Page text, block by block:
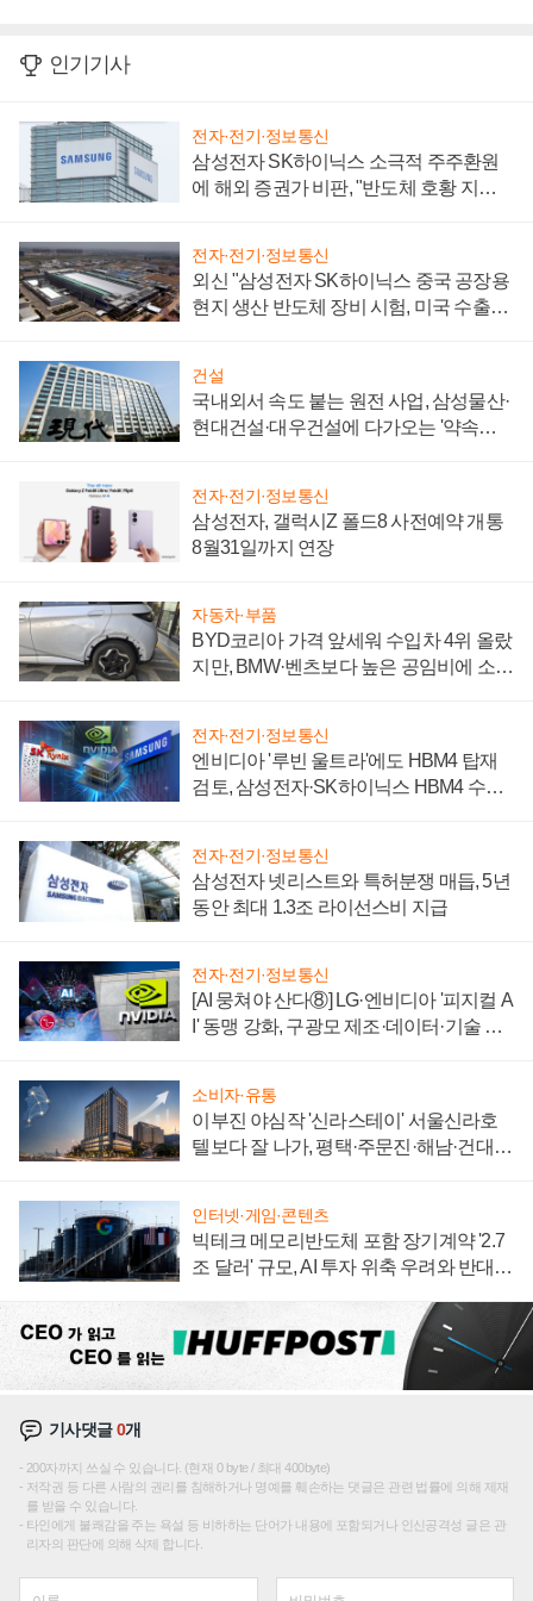
인기기사
전자·전기·정보통신
삼성전자 SK하이닉스 소극적 주주환원
에 해외 증권가 비판, "반도체 호황 지속
전자·전기·정보통신
외신 "삼성전자 SK하이닉스 중국 공장용
현지 생산 반도체 장비 시험, 미국 수출통
건설
국내외서 속도 붙는 원전 사업, 삼성물산·
현대건설·대우건설에 다가오는 '약속의
전자·전기·정보통신
삼성전자, 갤럭시Z 폴드8 사전예약 개통
8월31일까지 연장
자동차·부품
BYD코리아 가격 앞세워 수입차 4위 올랐
지만, BMW·벤츠보다 높은 공임비에 소비
전자·전기·정보통신
엔비디아 '루빈 울트라'에도 HBM4 탑재
검토, 삼성전자·SK하이닉스 HBM4 수율
전자·전기·정보통신
삼성전자 넷리스트와 특허분쟁 매듭, 5년
동안 최대 1.3조 라이선스비 지급
전자·전기·정보통신
[AI 뭉쳐야 산다⑧] LG·엔비디아 '피지컬 A
I' 동맹 강화, 구광모 제조·데이터·기술 결
소비자·유통
이부진 야심작 '신라스테이' 서울신라호
텔보다 잘 나가, 평택·주문진·해남·건대로
인터넷·게임·콘텐츠
빅테크 메모리반도체 포함 장기계약 '2.7
조 달러' 규모, AI 투자 위축 우려와 반대
기사댓글0개
200자까지 쓰실 수 있습니다. (현재 0 byte / 최대 400byte)
저작권 등 다른 사람의 권리를 침해하거나 명예를 훼손하는 댓글은 관련 법률에 의해 제재
를 받을 수 있습니다.
타인에게 불쾌감을 주는 욕설 등 비하하는 단어가 내용에 포함되거나 인신공격성 글은 관
리자의 판단에 의해 삭제 합니다.